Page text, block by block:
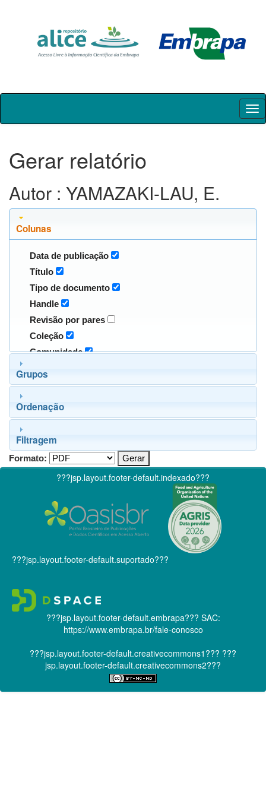
Skip
Gerar relatório
Autor : YAMAZAKI-LAU, E.
Colunas
Data de publicação
Título
Tipo de documento
Handle
Revisão por pares
Coleção
Comunidade
Grupos
Ordenação
Filtragem
Formato:
???jsp.layout.footer-default.indexado???
???jsp.layout.footer-default.suportado???
???jsp.layout.footer-default.embrapa??? SAC:
https://www.embrapa.br/fale-conosco
???jsp.layout.footer-default.creativecommons1??? ???
jsp.layout.footer-default.creativecommons2???